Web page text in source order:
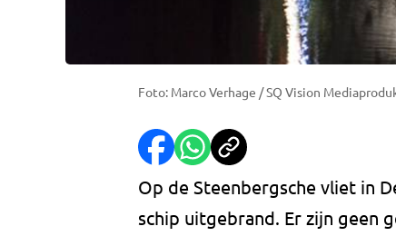
Foto: Marco Verhage / SQ Vision
Op de Steenbergsche vliet in
schip uitgebrand. Er zijn geen